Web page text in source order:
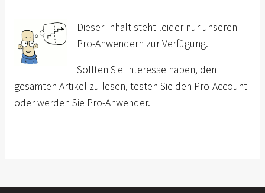
Dieser Inhalt steht leider nur unseren
Pro-Anwendern zur Verfügung.
Sollten Sie Interesse haben, den
gesamten Artikel zu lesen, testen Sie den Pro-Account
oder werden Sie Pro-Anwender.